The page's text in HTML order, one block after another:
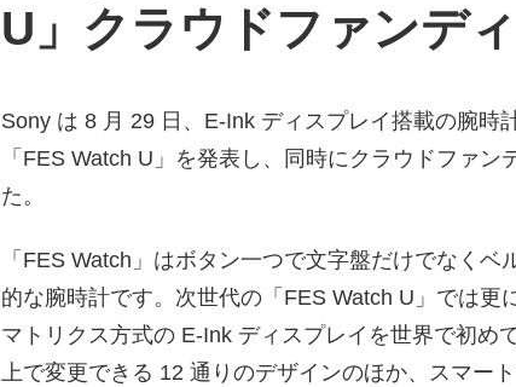
U」クラウドファンデ
Sony は 8 月 29 日、E-Ink ディスプレイ搭載の腕時
「FES Watch U」を発表し、同時にクラウドファン
た。
「FES Watch」はボタン一つで文字盤だけでなく
的な腕時計です。次世代の「FES Watch U」では更
マトリクス方式の E-Ink ディスプレイを世界で初め
上で変更できる 12 通りのデザインのほか、スマー